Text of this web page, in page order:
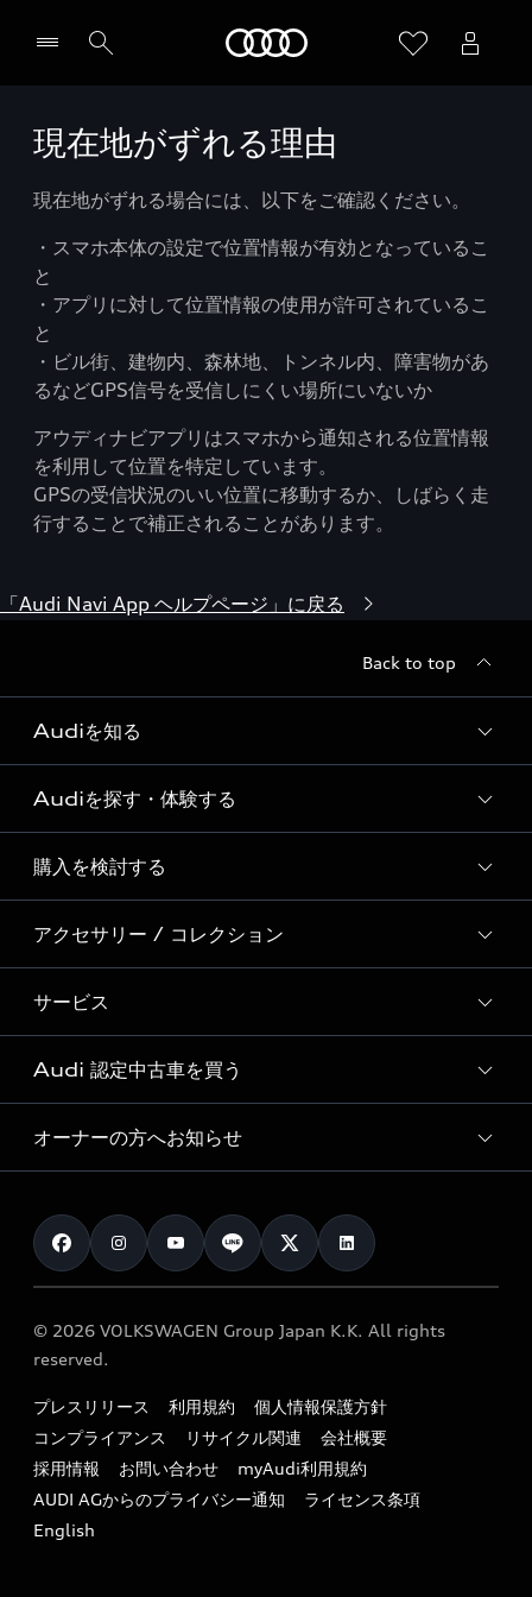
現在地がずれる理由
現在地がずれる場合には、以下をご確認ください。
・スマホ本体の設定で位置情報が有効となっているこ
と
・アプリに対して位置情報の使用が許可されているこ
と
・ビル街、建物内、森林地、トンネル内、障害物があ
るなどGPS信号を受信しにくい場所にいないか
アウディナビアプリはスマホから通知される位置情報
を利用して位置を特定しています。
GPSの受信状況のいい位置に移動するか、しばらく走
行することで補正されることがあります。
「Audi Navi App ヘルプページ」に戻る
Back to top
Audiを知る
Audi ブランド
Story of Progress
Audi Sport
Formula 1®
デジタルサービス
Audiを探す・体験する
ディーラー検索
新車在庫検索
試乗車・展示車検索
見積り依頼
試乗予約
購入を検討する
モデル一覧
特別仕様モデル / 限定モデル
e-tronラインアップ
価格シミュレーション
車両比較
カタログ一覧
アクセサリー / コレクション
純正アクセサリー
オンラインショップ
Audi collection
アウディナビアプリ
サービス
サービス入庫予約
サービスプログラム
メンテナンス
車検 / 定期点検
e-tronアフターサポート
myAudi
Audi 認定中古車を買う
Audi認定中古車
クオリティ
保証
メンテナンス
ファイナンス
キャンペーン / イベント
買取査定
オーナーの方へお知らせ
お知らせ
オーナー様向けキャンペーン
特定整備適用車一覧
リサイクル法
よくある質問（FAQ）
© 2026 VOLKSWAGEN Group Japan K.K. All rights
reserved.
プレスリリース 利用規約
個人情報保護方針
コンプライアンス
リサイクル関連
会社概要
採用情報
お問い合わせ
myAudi利用規約
AUDI AGからのプライバシー通知
ライセンス条項
English